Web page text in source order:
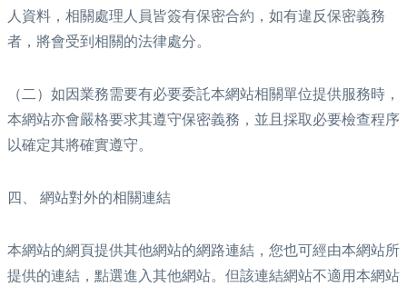
人資料，相關處理人員皆簽有保密合約，如有違反保密義務
者，將會受到相關的法律處分。
（二）如因業務需要有必要委託本網站相關單位提供服務時，
本網站亦會嚴格要求其遵守保密義務，並且採取必要檢查程序
以確定其將確實遵守。
四、 網站對外的相關連結
本網站的網頁提供其他網站的網路連結，您也可經由本網站所
提供的連結，點選進入其他網站。但該連結網站不適用本網站